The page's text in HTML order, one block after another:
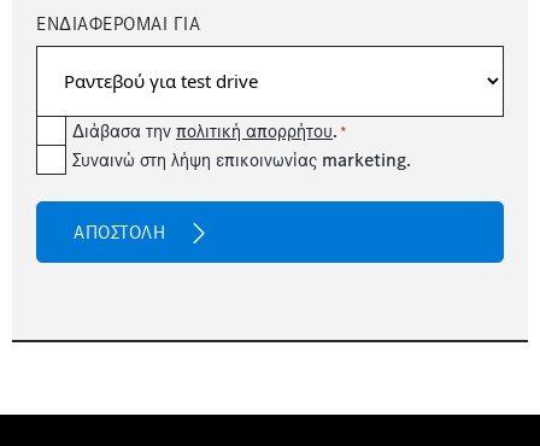
ΕΝΔΙΑΦΕΡΟΜΑΙ ΓΙΑ
Consent
Διάβασα τηνπολιτική απορρήτου.*
newsetter
Συναινώ στη λήψη επικοινωνίας marketing.